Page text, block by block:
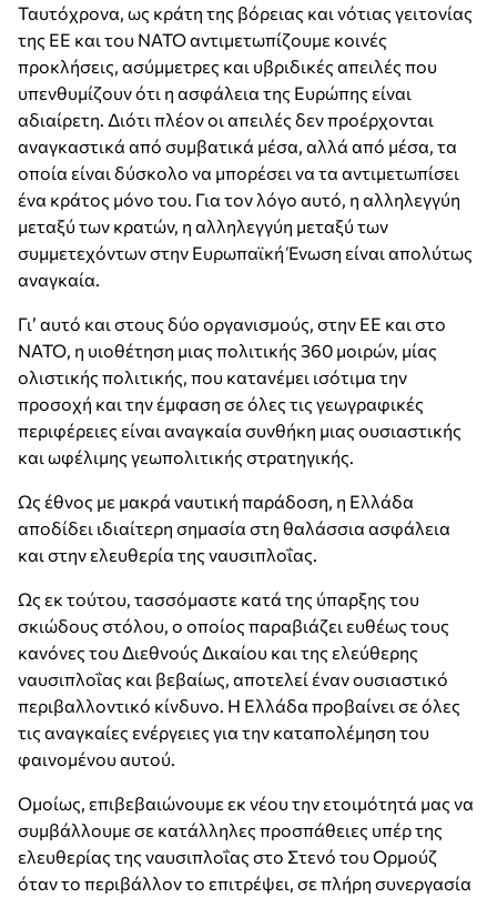
Ταυτόχρονα, ως κράτη της βόρειας και νότιας γειτονίας
της ΕΕ και του ΝΑΤΟ αντιμετωπίζουμε κοινές
προκλήσεις, ασύμμετρες και υβριδικές απειλές που
υπενθυμίζουν ότι η ασφάλεια της Ευρώπης είναι
αδιαίρετη. Διότι πλέον οι απειλές δεν προέρχονται
αναγκαστικά από συμβατικά μέσα, αλλά από μέσα, τα
οποία είναι δύσκολο να μπορέσει να τα αντιμετωπίσει
ένα κράτος μόνο του. Για τον λόγο αυτό, η αλληλεγγύη
μεταξύ των κρατών, η αλληλεγγύη μεταξύ των
συμμετεχόντων στην Ευρωπαϊκή Ένωση είναι απολύτως
αναγκαία.
Γι’ αυτό και στους δύο οργανισμούς, στην ΕΕ και στο
ΝΑΤΟ, η υιοθέτηση μιας πολιτικής 360 μοιρών, μίας
ολιστικής πολιτικής, που κατανέμει ισότιμα την
προσοχή και την έμφαση σε όλες τις γεωγραφικές
περιφέρειες είναι αναγκαία συνθήκη μιας ουσιαστικής
και ωφέλιμης γεωπολιτικής στρατηγικής.
Ως έθνος με μακρά ναυτική παράδοση, η Ελλάδα
αποδίδει ιδιαίτερη σημασία στη θαλάσσια ασφάλεια
και στην ελευθερία της ναυσιπλοΐας.
Ως εκ τούτου, τασσόμαστε κατά της ύπαρξης του
σκιώδους στόλου, ο οποίος παραβιάζει ευθέως τους
κανόνες του Διεθνούς Δικαίου και της ελεύθερης
ναυσιπλοΐας και βεβαίως, αποτελεί έναν ουσιαστικό
περιβαλλοντικό κίνδυνο. Η Ελλάδα προβαίνει σε όλες
τις αναγκαίες ενέργειες για την καταπολέμηση του
φαινομένου αυτού.
Ομοίως, επιβεβαιώνουμε εκ νέου την ετοιμότητά μας να
συμβάλλουμε σε κατάλληλες προσπάθειες υπέρ της
ελευθερίας της ναυσιπλοΐας στο Στενό του Ορμούζ
όταν το περιβάλλον το επιτρέψει, σε πλήρη συνεργασία